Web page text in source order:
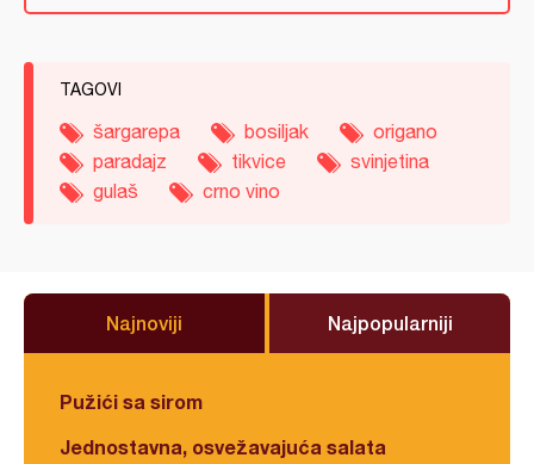
TAGOVI
šargarepa bosiljak
origano
paradajz
tikvice
svinjetina
gulaš
crno vino
Najnoviji Najpopularniji
Pužići sa sirom
Jednostavna, osvežavajuća salata